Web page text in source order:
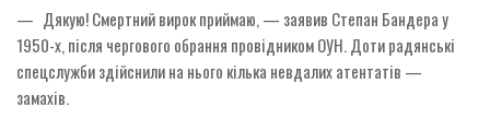
— Дякую! Смертний вирок приймаю, — заявив Степан Бандера у
1950-х, після чергового обрання провідником ОУН. Доти радянські
спецслужби здійснили на нього кілька невдалих атентатів —
замахів.